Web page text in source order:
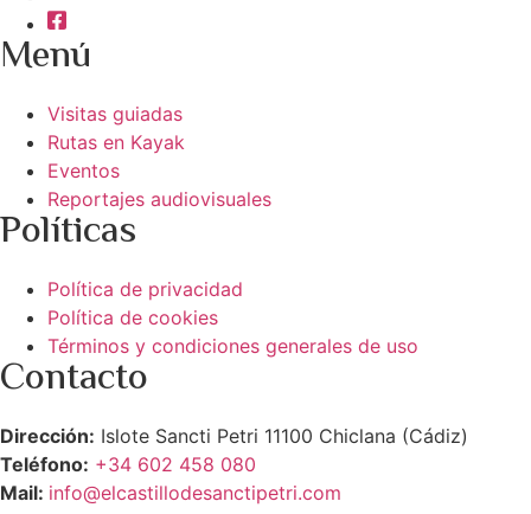
Menú
Visitas guiadas
Rutas en Kayak
Eventos
Reportajes audiovisuales
Políticas
Política de privacidad
Política de cookies
Términos y condiciones generales de uso
Contacto
Dirección: Islote Sancti Petri 11100 Chiclana (Cádiz)
Teléfono: +34 602 458 080
Mail: info@elcastillodesanctipetri.com